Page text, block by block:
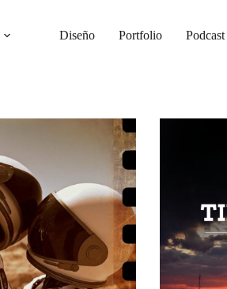
Diseño Portfolio Podcast